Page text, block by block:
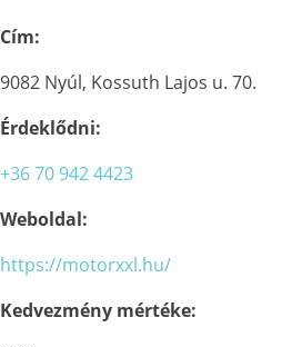
Cím:
9082 Nyúl, Kossuth Lajos u. 70.
Érdeklődni:
+36 70 942 4423
Weboldal:
https://motorxxl.hu/
Kedvezmény mértéke: